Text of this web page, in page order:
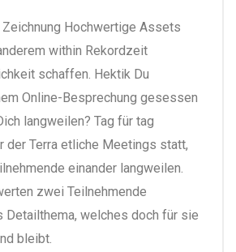
Hochwertige Assets
within Rekordzeit
schaffen. Hektik Du
Online-Besprechung gesessen
langweilen? Tag für tag
der Terra etliche Meetings statt,
einander langweilen.
zwei Teilnehmende
Detailthema, welches doch für sie
bleibt.